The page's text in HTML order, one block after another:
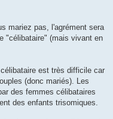
mariez pas, l'agrément sera
"célibataire" (mais vivant en
est très difficile car
(donc mariés). Les
des femmes célibataires
des enfants trisomiques.